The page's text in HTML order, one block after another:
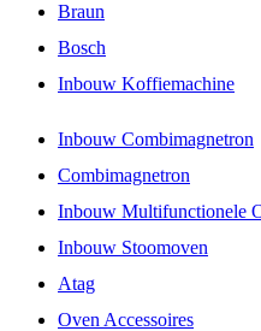
Braun
Bosch
Inbouw Koffiemachine
Inbouw Combimagnetron
Combimagnetron
Inbouw Multifunctionele
Inbouw Stoomoven
Atag
Oven Accessoires